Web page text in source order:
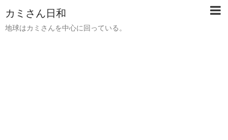
カミさん日和
地球はカミさんを中心に回っている。